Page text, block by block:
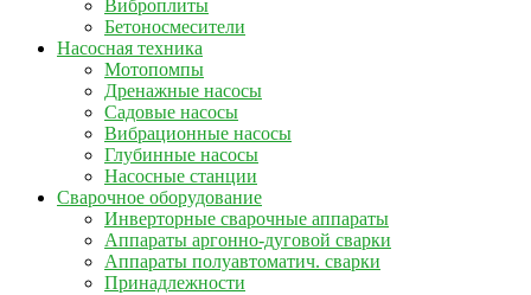
Виброплиты
Бетоносмесители
Насосная техника
Мотопомпы
Дренажные насосы
Садовые насосы
Вибрационные насосы
Глубинные насосы
Насосные станции
Сварочное оборудование
Инверторные сварочные аппараты
Аппараты аргонно-дуговой сварки
Аппараты полуавтоматич. сварки
Принадлежности